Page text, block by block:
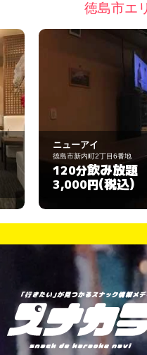
徳島市エ
詩家
徳島市末広1-2-59
90分飲み放題
4,000円(税込)